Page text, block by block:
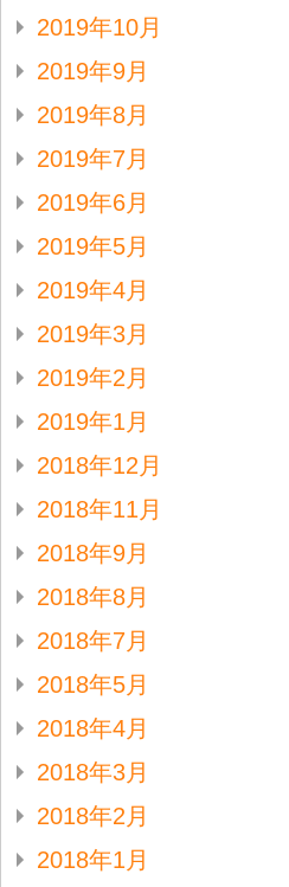
2019年10月
2019年9月
2019年8月
2019年7月
2019年6月
2019年5月
2019年4月
2019年3月
2019年2月
2019年1月
2018年12月
2018年11月
2018年9月
2018年8月
2018年7月
2018年5月
2018年4月
2018年3月
2018年2月
2018年1月